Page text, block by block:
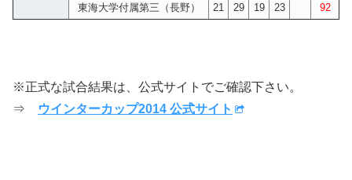
東海大学付属第三（長野）
21 29 19 23 92
※正式な試合結果は、公式サイトでご確認下さい。
⇒
ウインターカップ2014 公式サイト